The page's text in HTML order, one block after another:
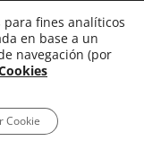
Aviso Legal
por
para fines analíticos
en base a un
navegación (por
Cookie